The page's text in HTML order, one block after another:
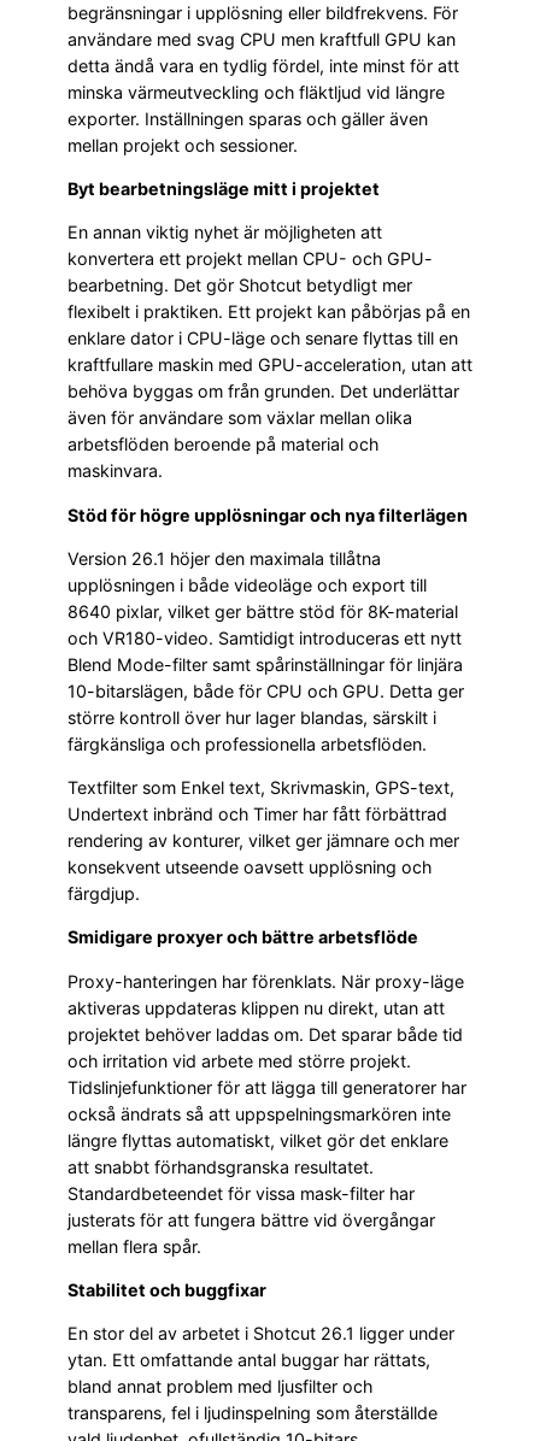
begränsningar i upplösning eller bildfrekvens. För
användare med svag CPU men kraftfull GPU kan
detta ändå vara en tydlig fördel, inte minst för att
minska värmeutveckling och fläktljud vid längre
exporter. Inställningen sparas och gäller även
mellan projekt och sessioner.
Byt bearbetningsläge mitt i projektet
En annan viktig nyhet är möjligheten att
konvertera ett projekt mellan CPU- och GPU-
bearbetning. Det gör Shotcut betydligt mer
flexibelt i praktiken. Ett projekt kan påbörjas på en
enklare dator i CPU-läge och senare flyttas till en
kraftfullare maskin med GPU-acceleration, utan att
behöva byggas om från grunden. Det underlättar
även för användare som växlar mellan olika
arbetsflöden beroende på material och
maskinvara.
Stöd för högre upplösningar och nya filterlägen
Version 26.1 höjer den maximala tillåtna
upplösningen i både videoläge och export till
8640 pixlar, vilket ger bättre stöd för 8K-material
och VR180-video. Samtidigt introduceras ett nytt
Blend Mode-filter samt spårinställningar för linjära
10-bitarslägen, både för CPU och GPU. Detta ger
större kontroll över hur lager blandas, särskilt i
färgkänsliga och professionella arbetsflöden.
Textfilter som Enkel text, Skrivmaskin, GPS-text,
Undertext inbränd och Timer har fått förbättrad
rendering av konturer, vilket ger jämnare och mer
konsekvent utseende oavsett upplösning och
färgdjup.
Smidigare proxyer och bättre arbetsflöde
Proxy-hanteringen har förenklats. När proxy-läge
aktiveras uppdateras klippen nu direkt, utan att
projektet behöver laddas om. Det sparar både tid
och irritation vid arbete med större projekt.
Tidslinjefunktioner för att lägga till generatorer har
också ändrats så att uppspelningsmarkören inte
längre flyttas automatiskt, vilket gör det enklare
att snabbt förhandsgranska resultatet.
Standardbeteendet för vissa mask-filter har
justerats för att fungera bättre vid övergångar
mellan flera spår.
Stabilitet och buggfixar
En stor del av arbetet i Shotcut 26.1 ligger under
ytan. Ett omfattande antal buggar har rättats,
bland annat problem med ljusfilter och
transparens, fel i ljudinspelning som återställde